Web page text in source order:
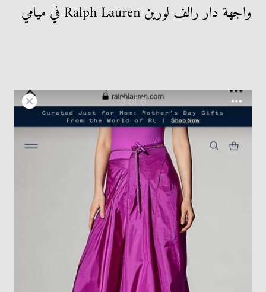
واجهة دار رالف لورين Ralph Lauren في ميامي